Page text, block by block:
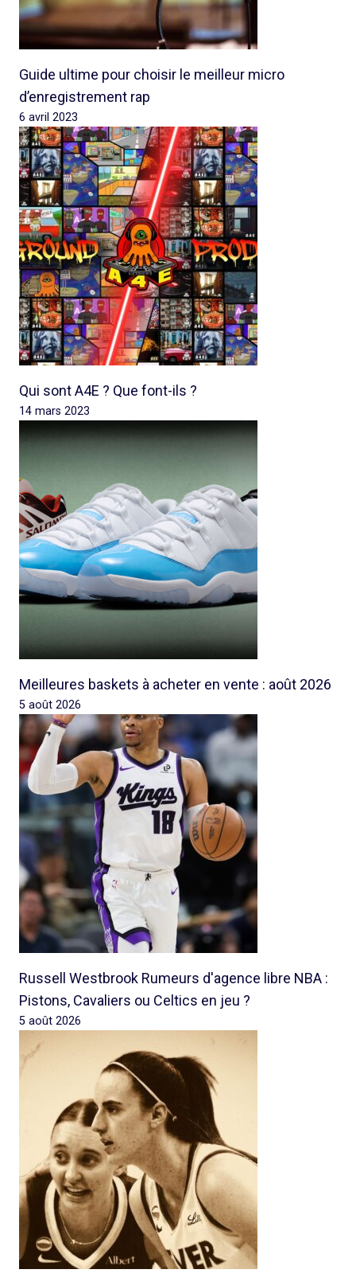
Guide ultime pour choisir le meilleur micro
d’enregistrement rap
6 avril 2023
Qui sont A4E ? Que font-ils ?
14 mars 2023
Meilleures baskets à acheter en vente : août 2026
5 août 2026
Russell Westbrook Rumeurs d'agence libre NBA :
Pistons, Cavaliers ou Celtics en jeu ?
5 août 2026